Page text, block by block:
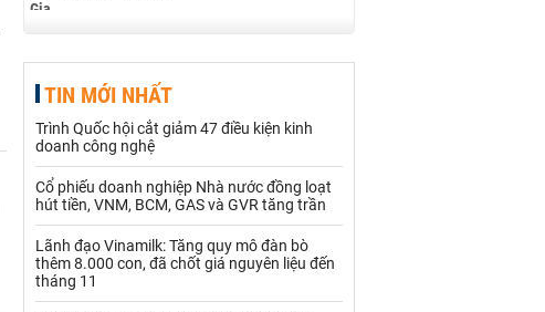
Hạt điều
Khí đốt
Kim loại khác Mắc ca
Muối Ngũ cốc
Nhựa - Hạt nhựa
TIN MỚI NHẤT
Trình Quốc hội cắt giảm 47 điều kiện kinh
doanh công nghệ
Cổ phiếu doanh nghiệp Nhà nước đồng loạt
hút tiền, VNM, BCM, GAS và GVR tăng trần
Lãnh đạo Vinamilk: Tăng quy mô đàn bò
thêm 8.000 con, đã chốt giá nguyên liệu đến
tháng 11